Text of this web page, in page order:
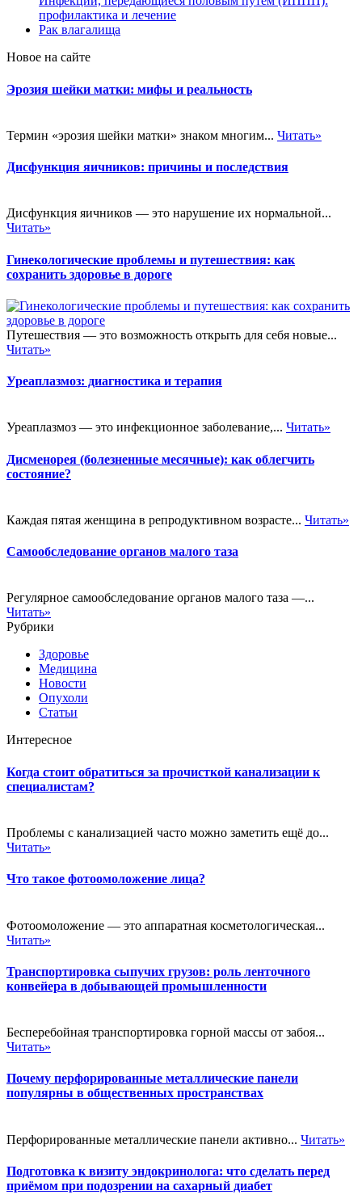
профилактика и лечение
Рак влагалища
Новое на сайте
Эрозия шейки матки: мифы и реальность
Термин «эрозия шейки матки» знаком многим... Читать»
Дисфункция яичников: причины и последствия
Дисфункция яичников — это нарушение их нормальной...
Читать»
Гинекологические проблемы и путешествия: как
сохранить здоровье в дороге
Путешествия — это возможность открыть для себя новые...
Читать»
Уреаплазмоз: диагностика и терапия
Уреаплазмоз — это инфекционное заболевание,... Читать»
Дисменорея (болезненные месячные): как облегчить
состояние?
Каждая пятая женщина в репродуктивном возрасте... Читать»
Самообследование органов малого таза
Регулярное самообследование органов малого таза —...
Читать»
Рубрики
Здоровье
Медицина
Новости
Опухоли
Статьи
Интересное
Когда стоит обратиться за прочисткой канализации к
специалистам?
Проблемы с канализацией часто можно заметить ещё до...
Читать»
Что такое фотоомоложение лица?
Фотоомоложение — это аппаратная косметологическая...
Читать»
Транспортировка сыпучих грузов: роль ленточного
конвейера в добывающей промышленности
Бесперебойная транспортировка горной массы от забоя...
Читать»
Почему перфорированные металлические панели
популярны в общественных пространствах
Перфорированные металлические панели активно... Читать»
Подготовка к визиту эндокринолога: что сделать перед
приёмом при подозрении на сахарный диабет